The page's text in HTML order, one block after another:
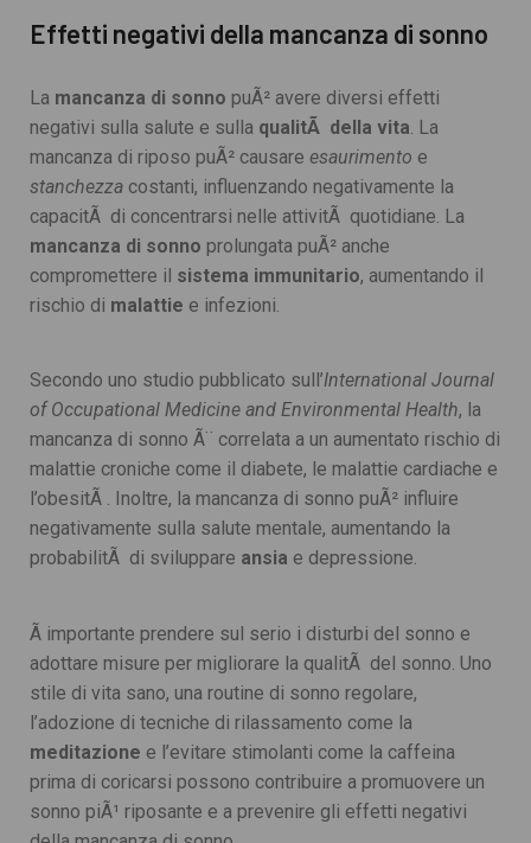
Effetti negativi della mancanza di sonno
La mancanza di sonno puÃ² avere diversi effetti
negativi sulla salute e sulla qualitÃ della vita. La
mancanza di riposo puÃ² causare esaurimento e
stanchezza costanti, influenzando negativamente la
capacitÃ di concentrarsi nelle attivitÃ quotidiane. La
mancanza di sonno prolungata puÃ² anche
compromettere il sistema immunitario, aumentando il
rischio di malattie e infezioni.
Secondo uno studio pubblicato sull’International Journal
of Occupational Medicine and Environmental Health, la
mancanza di sonno Ã¨ correlata a un aumentato rischio di
malattie croniche come il diabete, le malattie cardiache e
l’obesitÃ . Inoltre, la mancanza di sonno puÃ² influire
negativamente sulla salute mentale, aumentando la
probabilitÃ di sviluppare ansia e depressione.
Ã importante prendere sul serio i disturbi del sonno e
adottare misure per migliorare la qualitÃ del sonno. Uno
stile di vita sano, una routine di sonno regolare,
l’adozione di tecniche di rilassamento come la
meditazione e l’evitare stimolanti come la caffeina
prima di coricarsi possono contribuire a promuovere un
sonno piÃ¹ riposante e a prevenire gli effetti negativi